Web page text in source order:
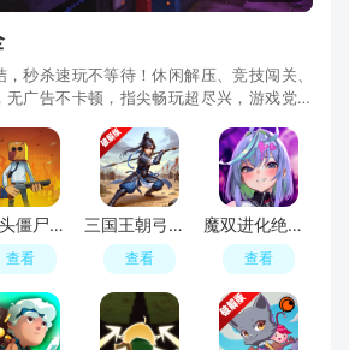
秒杀速玩不等待！休闲解压、竞技闯关、
广告不卡顿，指尖畅玩超尽兴，游戏党私
盒子头僵尸必须死辅助菜单版
查看
三国王朝弓手内购破解版最新版
查看
魔双进化绝境生存无限经验(DeviDeviSurvivor)
查看